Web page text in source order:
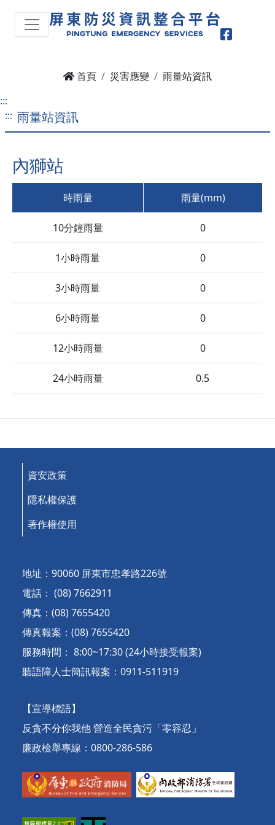
首頁 災害應變
雨量站資訊
:::
::: 雨量站資訊
內獅站
時雨量 雨量(mm)
10分鐘雨量 0
1小時雨量 0
3小時雨量 0
6小時雨量 0
12小時雨量 0
24小時雨量 0.5
資安政策
隱私權保護
著作權使用
地址：90060 屏東市忠孝路226號
電話： (08) 7662911
傳真：(08) 7655420
傳真報案：(08) 7655420
服務時間： 8:00~17:30 (24小時接受報案)
聽語障人士簡訊報案：0911-511919
【宣導標語】
反貪不分你我他 營造全民貪污「零容忍」
廉政檢舉專線：0800-286-586